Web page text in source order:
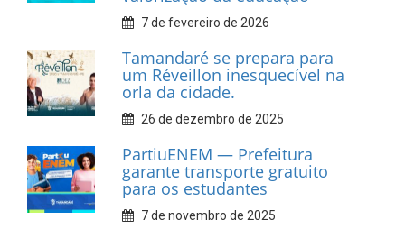
10 de fevereiro de 2026
Dia do Frevo: patrimônio
cultural em movimento
9 de fevereiro de 2026
Prefeitura de Tamandaré
fortalece apoio aos
catadores de materiais
recicláveis
9 de fevereiro de 2026